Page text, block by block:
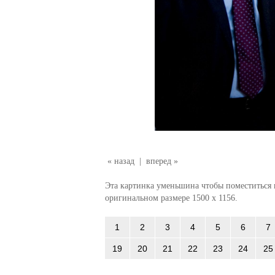
« назад вперед »
Эта картинка уменьшина чтобы поместиться
оригинальном размере 1500 x 1156.
1 2 3 4 5 6 7
19 20 21 22 23 24 25